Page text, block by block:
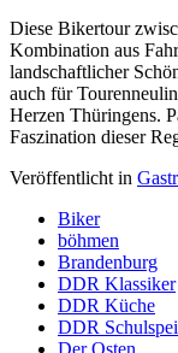
Diese Bikertour
Kombination aus
landschaftlicher
auch für
Herzen Thüringens.
Faszination dieser
Veröffentlicht in
Biker
böhmen
Brandenburg
DDR Klassiker
DDR Küche
DDR